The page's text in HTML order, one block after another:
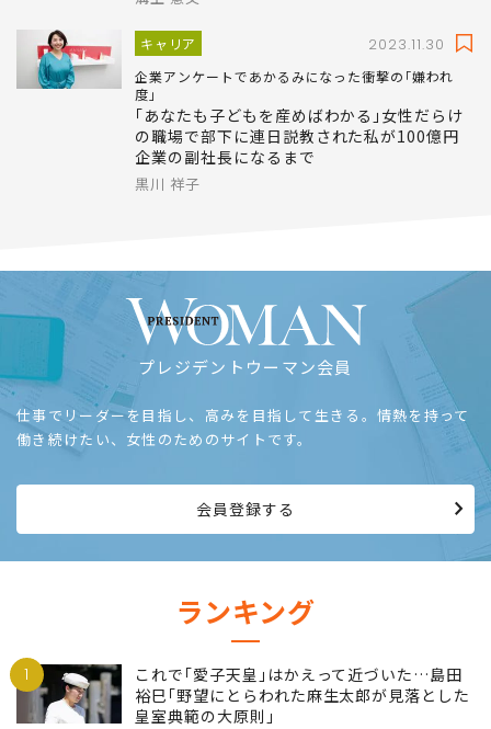
キャリア 2023.11.30
企業アンケートであかるみになった衝撃の｢嫌われ
度｣
｢あなたも子どもを産めばわかる｣女性だらけ
の職場で部下に連日説教された私が100億円
企業の副社長になるまで
黒川 祥子
プレジデントウーマン会員
仕事でリーダーを目指し、高みを目指して生きる。情熱を持って
働き続けたい、女性のためのサイトです。
会員登録する
ランキング
1
これで｢愛子天皇｣はかえって近づいた…島田
裕巳｢野望にとらわれた麻生太郎が見落とした
皇室典範の大原則｣